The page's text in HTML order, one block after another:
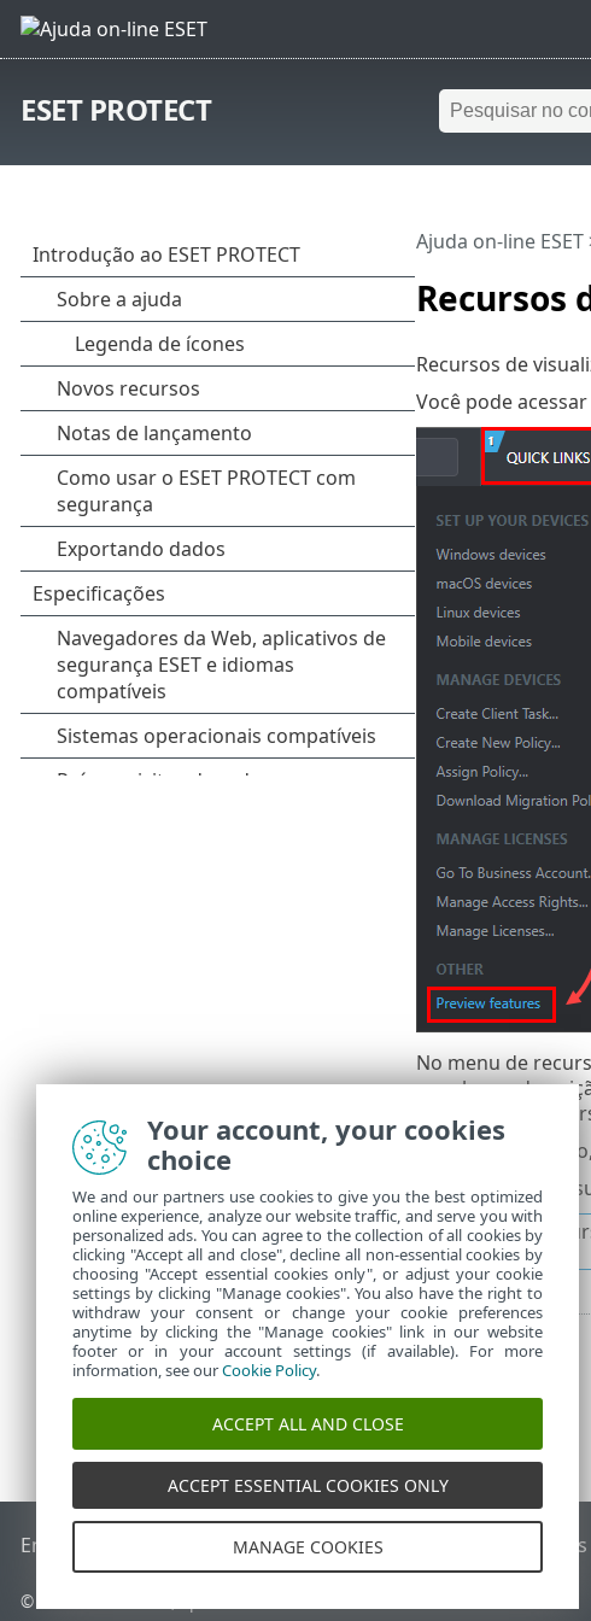
ESET PROTECT
Recursos
Ajuda on-line ESET
Recursos de
Você pode
No menu de
uma breve
cada um dos
Depois da
Os recursos de
Não há
End of Life Base de conhecimento ESETFórum ESET ESET
© 1992 - 2026 ESET, spol. s r.o. - Todos os direitos reservados.
Your account, your cookies
choice
We and our partners use cookies to give you the best optimized
online experience, analyze our website traffic, and serve you with
personalized ads. You can agree to the collection of all cookies by
clicking "Accept all and close", decline all non-essential cookies by
choosing "Accept essential cookies only", or adjust your cookie
settings by clicking "Manage cookies". You also have the right to
withdraw your consent or change your cookie preferences
anytime by clicking the "Manage cookies" link in our website
footer or in your account settings (if available). For more
information, see ourCookie Policy.
ACCEPT ALL AND CLOSE
ACCEPT ESSENTIAL COOKIES ONLY
MANAGE COOKIES